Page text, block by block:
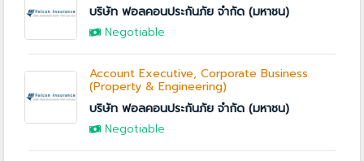
บริษัท ฟอลคอนประกันภัย จำกัด (มหาชน)
Negotiable
Account Executive, Corporate Business
(Property & Engineering)
บริษัท ฟอลคอนประกันภัย จำกัด (มหาชน)
Negotiable